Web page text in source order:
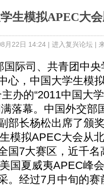
生模拟APEC大
月22日 14:24 | 进入复兴论坛|
际司、共青团中央
心，中国大学生模
办的“2011中国大
落幕。中国外交部
部长杨松出席了颁
模拟APEC大会从
国7大赛区，近千
国夏威夷APEC峰
。经过7月中旬的